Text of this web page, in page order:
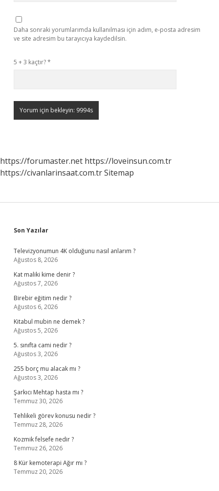
Daha sonraki yorumlarımda kullanılması için adım, e-posta adresim
ve site adresim bu tarayıcıya kaydedilsin.
5 + 3 kaçtır?*
https://forumaster.net https://loveinsun.com.tr
https://civanlarinsaat.com.trSitemap
Sidebar
Son Yazılar
Televizyonumun 4K olduğunu nasıl anlarım ?
Ağustos 8, 2026
Kat maliki kime denir ?
Ağustos 7, 2026
Birebir eğitim nedir ?
Ağustos 6, 2026
Kitabul mubin ne demek ?
Ağustos 5, 2026
5. sınıfta cami nedir ?
Ağustos 3, 2026
255 borç mu alacak mı ?
Ağustos 3, 2026
Şarkıcı Mehtap hasta mı ?
Temmuz 30, 2026
Tehlikeli görev konusu nedir ?
Temmuz 28, 2026
Kozmik felsefe nedir ?
Temmuz 26, 2026
8 Kür kemoterapi Ağır mı ?
Temmuz 20, 2026